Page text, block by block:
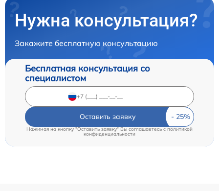
Нужна консультация?
Закажите бесплатную консультацию
Бесплатная консультация со
специалистом
Оставить заявку
Нажимая на кнопку "Оставить заявку" Вы соглашаетесь cполитикой
конфиденциальности